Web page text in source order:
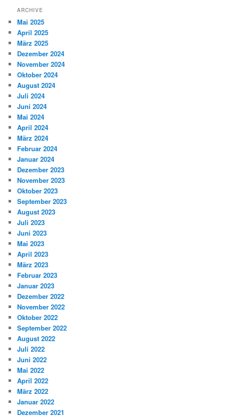
ARCHIVE
Mai 2025
April 2025
März 2025
Dezember 2024
November 2024
Oktober 2024
August 2024
Juli 2024
Juni 2024
Mai 2024
April 2024
März 2024
Februar 2024
Januar 2024
Dezember 2023
November 2023
Oktober 2023
September 2023
August 2023
Juli 2023
Juni 2023
Mai 2023
April 2023
März 2023
Februar 2023
Januar 2023
Dezember 2022
November 2022
Oktober 2022
September 2022
August 2022
Juli 2022
Juni 2022
Mai 2022
April 2022
März 2022
Januar 2022
Dezember 2021